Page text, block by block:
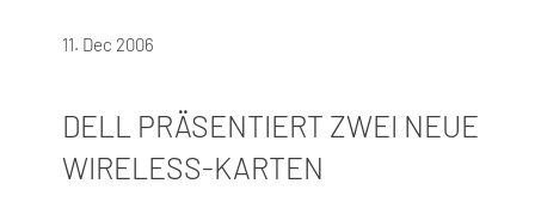
11. Dec 2006
DELL PRÄSENTIERT ZWEI NEUE
WIRELESS-KARTEN